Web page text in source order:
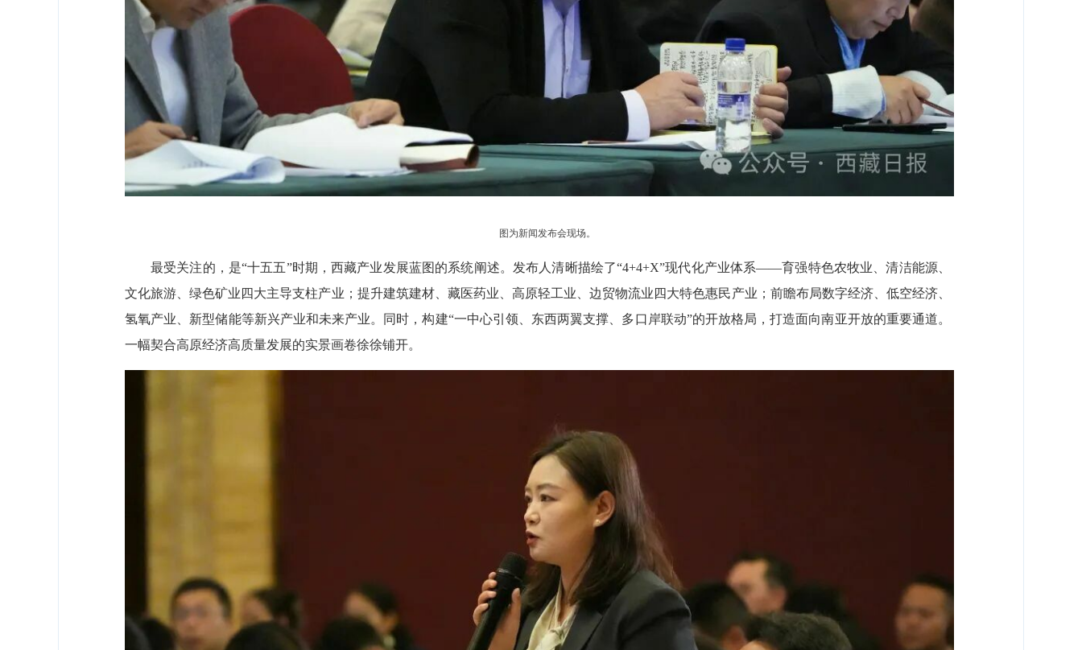
图为新闻发布会现场。
最受关注的，是“十五五”时期，西藏产业发展蓝图的系统阐述。 发布人清晰描绘了“4+4+X”现代化产业体系——育强特色农牧业、清洁能源、
文化旅游、绿色矿业四大主导支柱产业；提升建筑建材、藏医药业、高原轻工业、边贸物流业 四大特色惠民产业；前瞻布局数字经济、低空经济、
氢氧产业 、新型储能等新兴产业和未来产业。同时，构建“一中心引领、东西两翼支撑、多口岸联动”的开放格局，打造面向南亚开放的重要通道。
一幅契合高原经济高质量发展的实景画卷徐徐铺开。